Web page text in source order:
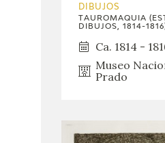
DIBUJOS
TAUROMAQUIA
DIBUJOS, 1814-
Ca. 1814 -
Museo
Prado